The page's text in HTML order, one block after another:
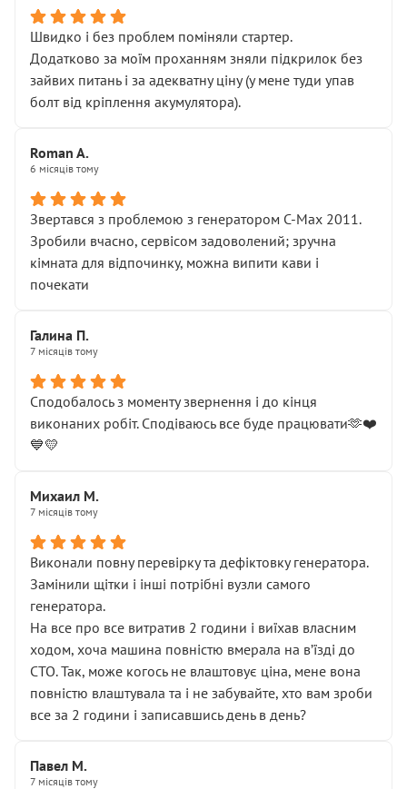
Швидко і без проблем поміняли стартер.
Додатково за моїм проханням зняли підкрилок без
зайвих питань і за адекватну ціну (у мене туди упав
болт від кріплення акумулятора).
Roman A.
6 місяців тому
Звертався з проблемою з генератором C-Max 2011.
Зробили вчасно, сервісом задоволений; зручна
кімната для відпочинку, можна випити кави і
почекати
Галина П.
7 місяців тому
Сподобалось з моменту звернення і до кінця
виконаних робіт. Сподіваюсь все буде працювати🫶❤️
💙💛
Михаил М.
7 місяців тому
Виконали повну перевірку та дефіктовку генератора.
Замінили щітки і інші потрібні вузли самого
генератора.
На все про все витратив 2 години і виїхав власним
ходом, хоча машина повністю вмерала на вʼїзді до
СТО. Так, може когось не влаштовує ціна, мене вона
повністю влаштувала та і не забувайте, хто вам зроби
все за 2 години і записавшись день в день?
Павел М.
7 місяців тому